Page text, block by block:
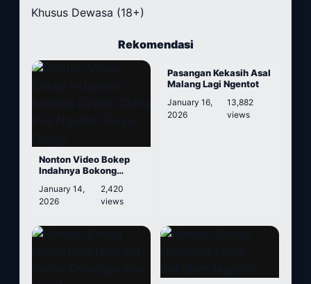
Khusus Dewasa (18+)
Rekomendasi
Nonton Video Bokep
Indahnya Bokong
Ngentot Gaya Doggy
January 14,
2026
2,420
views
Pasangan Kekasih Asal
Malang Lagi Ngentot
January 16,
2026
13,882
views